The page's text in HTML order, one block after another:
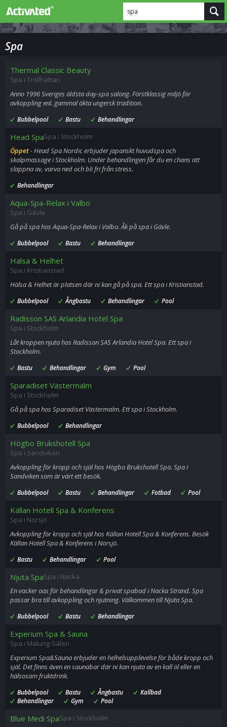
spa
Spa
Thermal Classic Beauty
Spa i Trollhättan
Anno 1996 Sveriges äldsta day-spa salong. Förstklassig miljö för
avkoppling enl. gammal äkta ungersk tradition.
Bubbelpool Bastu Behandlingar
Head SpaSpa i Stockholm
Öppet- Head Spa Nordic erbjuder japanskt huvudspa och
skalpmassage i Stockholm. Under behandlingen får du en chans att
slappna av, varva ned och bli fri från stress.
Behandlingar
Aqua-Spa-Relax i Valbo
Spa i Gävle
Gå på spa hos Aqua-Spa-Relax i Valbo. Åk på spa i Gävle.
Bubbelpool Bastu Behandlingar
Hälsa & Helhet
Spa i Kristianstad
Hälsa & Helhet är platsen där ni kan gå på spa. Ett spa i Kristianstad.
Bubbelpool Ångbastu Behandlingar Pool
Radisson SAS Arlandia Hotel Spa
Spa i Stockholm
Låt kroppen njuta hos Radisson SAS Arlandia Hotel Spa. Ett spa i
Stockholm.
Bastu Behandlingar Gym Pool
Sparadiset Västermalm
Spa i Stockholm
Gå på spa hos Sparadiset Västermalm. Ett spa i Stockholm.
Bubbelpool Behandlingar
Högbo Brukshotell Spa
Spa i Sandviken
Avkoppling för kropp och själ hos Högbo Brukshotell Spa. Spa i
Sandviken som är värt ett besök.
Bubbelpool Bastu Behandlingar Fotbad Pool
Källan Hotell Spa & Konferens
Spa i Norsjö
Avkoppling för kropp och själ hos Källan Hotell Spa & Konferens. Besök
Källan Hotell Spa & Konferens i Norsjö.
Bastu Behandlingar Pool
Njuta SpaSpa i Nacka
En vacker oas för behandlingar & privat spabad i Nacka Strand. Spa
passar bra till avkoppling och njutning. Välkommen till Njuta Spa.
Bubbelpool Bastu Behandlingar
Experium Spa & Sauna
Spa i Malung-Sälen
Experium Spa&Sauna erbjuder en helhelsupplevelse för både kropp och
själ. Det finns även en saunabar där ni kan njuta av en kall öl eller en
hälsosam fruktdrink.
Bubbelpool Bastu Ångbastu
Kallbad
Behandlingar
Gym Pool
Blue Medi SpaSpa i Stockholm